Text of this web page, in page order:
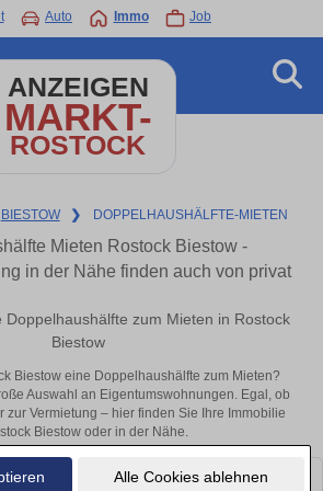
Alle Cookies ablehnen
Auto Immo Job
ANZEIGEN
MARKT-
ROSTOCK
BIESTOW ❯ DOPPELHAUSHÄLFTE-MIETEN
Mieten Rostock Biestow -
in der Nähe finden auch von privat
Doppelhaushälfte zum Mieten in Rostock
Biestow
Biestow eine Doppelhaushälfte zum Mieten?
Auswahl an Eigentumswohnungen. Egal, ob
zur Vermietung – hier finden Sie Ihre Immobilie
Biestow oder in der Nähe.
keine passenden Objekte finden. Schauen Sie